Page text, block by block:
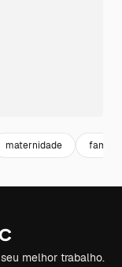
maternidade familia
melhor trabalho.